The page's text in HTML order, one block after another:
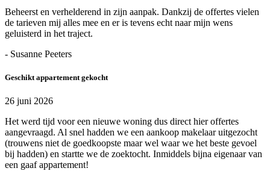
Beheerst en verhelderend in zijn aanpak. Dankzij de offertes vielen
de tarieven mij alles mee en er is tevens echt naar mijn wens
geluisterd in het traject.
- Susanne Peeters
Geschikt appartement gekocht
26 juni 2026
Het werd tijd voor een nieuwe woning dus direct hier offertes
aangevraagd. Al snel hadden we een aankoop makelaar uitgezocht
(trouwens niet de goedkoopste maar wel waar we het beste gevoel
bij hadden) en startte we de zoektocht. Inmiddels bijna eigenaar van
een gaaf appartement!